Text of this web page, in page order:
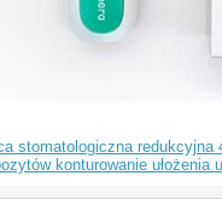
stomatologiczna
konturowanie ułożenia